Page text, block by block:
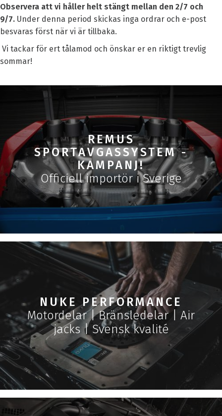
Observera att vi håller helt stängt mellan den 2/7 och
9/7. Under denna period skickas inga ordrar och e-post
besvaras först när vi är tillbaka.
Vi tackar för ert tålamod och önskar er en riktigt trevlig
sommar!
REMUS
SPORTAVGASSYSTEM -
KAMPANJ!
Officiell importör i Sverige
NUKE PERFORMANCE
Motordelar | Bränsledelar | Air
jacks | Svensk kvalité